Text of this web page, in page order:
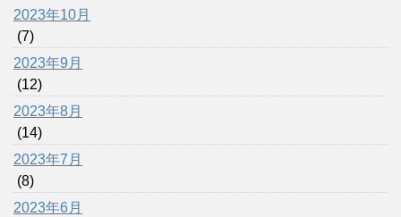
2023年10月
(7)
2023年9月
(12)
2023年8月
(14)
2023年7月
(8)
2023年6月